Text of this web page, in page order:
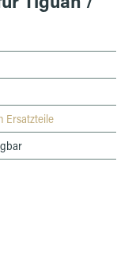
Ersatzteile